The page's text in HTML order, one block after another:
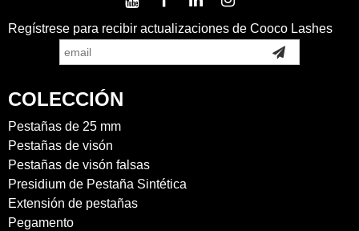
Regístrese para recibir actualizaciones de Cooco Lashes
COLECCIÓN
Pestañas de 25 mm
Pestañas de visón
Pestañas de visón falsas
Presidium de Pestaña Sintética
Extensión de pestañas
Pegamento